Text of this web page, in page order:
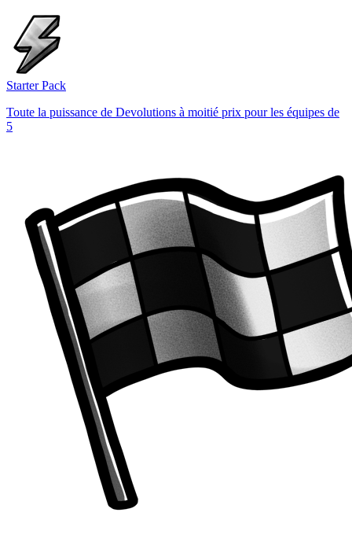
Starter Pack
Toute la puissance de Devolutions à moitié prix pour les équipes de
5